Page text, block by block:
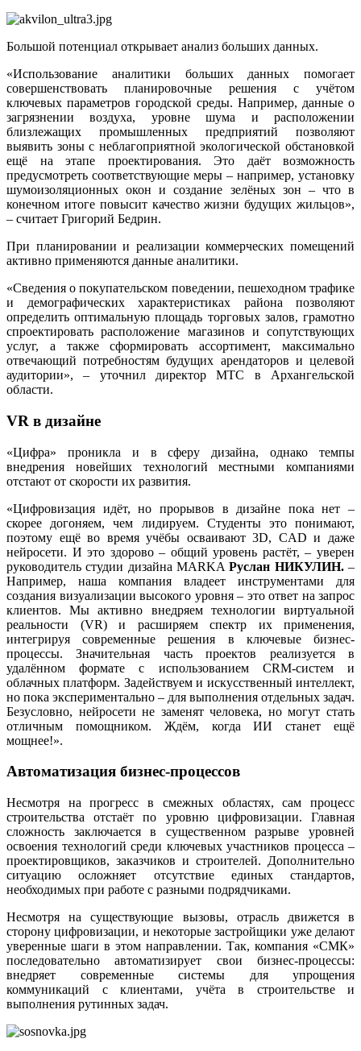
Большой потенциал открывает анализ больших данных.
«Использование аналитики больших данных помогает
совершенствовать планировочные решения с учётом
ключевых параметров городской среды. Например, данные о
загрязнении воздуха, уровне шума и расположении
близлежащих промышленных предприятий позволяют
выявить зоны с неблагоприятной экологической обстановкой
ещё на этапе проектирования. Это даёт возможность
предусмотреть соответствующие меры – например, установку
шумоизоляционных окон и создание зелёных зон – что в
конечном итоге повысит качество жизни будущих жильцов»,
– считает Григорий Бедрин.
При планировании и реализации коммерческих помещений
активно применяются данные аналитики.
«Сведения о покупательском поведении, пешеходном трафике
и демографических характеристиках района позволяют
определить оптимальную площадь торговых залов, грамотно
спроектировать расположение магазинов и сопутствующих
услуг, а также сформировать ассортимент, максимально
отвечающий потребностям будущих арендаторов и целевой
аудитории», – уточнил директор МТС в Архангельской
области.
VR в дизайне
«Цифра» проникла и в сферу дизайна, однако темпы
внедрения новейших технологий местными компаниями
отстают от скорости их развития.
«Цифровизация идёт, но прорывов в дизайне пока нет –
скорее догоняем, чем лидируем. Студенты это понимают,
поэтому ещё во время учёбы осваивают 3D, CAD и даже
нейросети. И это здорово – общий уровень растёт, – уверен
руководитель студии дизайна MARKAРуслан НИКУЛИН.–
Например, наша компания владеет инструментами для
создания визуализации высокого уровня – это ответ на запрос
клиентов. Мы активно внедряем технологии виртуальной
реальности (VR) и расширяем спектр их применения,
интегрируя современные решения в ключевые бизнес-
процессы. Значительная часть проектов реализуется в
удалённом формате с использованием CRM-систем и
облачных платформ. Задействуем и искусственный интеллект,
но пока экспериментально – для выполнения отдельных задач.
Безусловно, нейросети не заменят человека, но могут стать
отличным помощником. Ждём, когда ИИ станет ещё
мощнее!».
Автоматизация бизнес-процессов
Несмотря на прогресс в смежных областях, сам процесс
строительства отстаёт по уровню цифровизации. Главная
сложность заключается в существенном разрыве уровней
освоения технологий среди ключевых участников процесса –
проектировщиков, заказчиков и строителей. Дополнительно
ситуацию осложняет отсутствие единых стандартов,
необходимых при работе с разными подрядчиками.
Несмотря на существующие вызовы, отрасль движется в
сторону цифровизации, и некоторые застройщики уже делают
уверенные шаги в этом направлении. Так, компания «СМК»
последовательно автоматизирует свои бизнес-процессы:
внедряет современные системы для упрощения
коммуникаций с клиентами, учёта в строительстве и
выполнения рутинных задач.